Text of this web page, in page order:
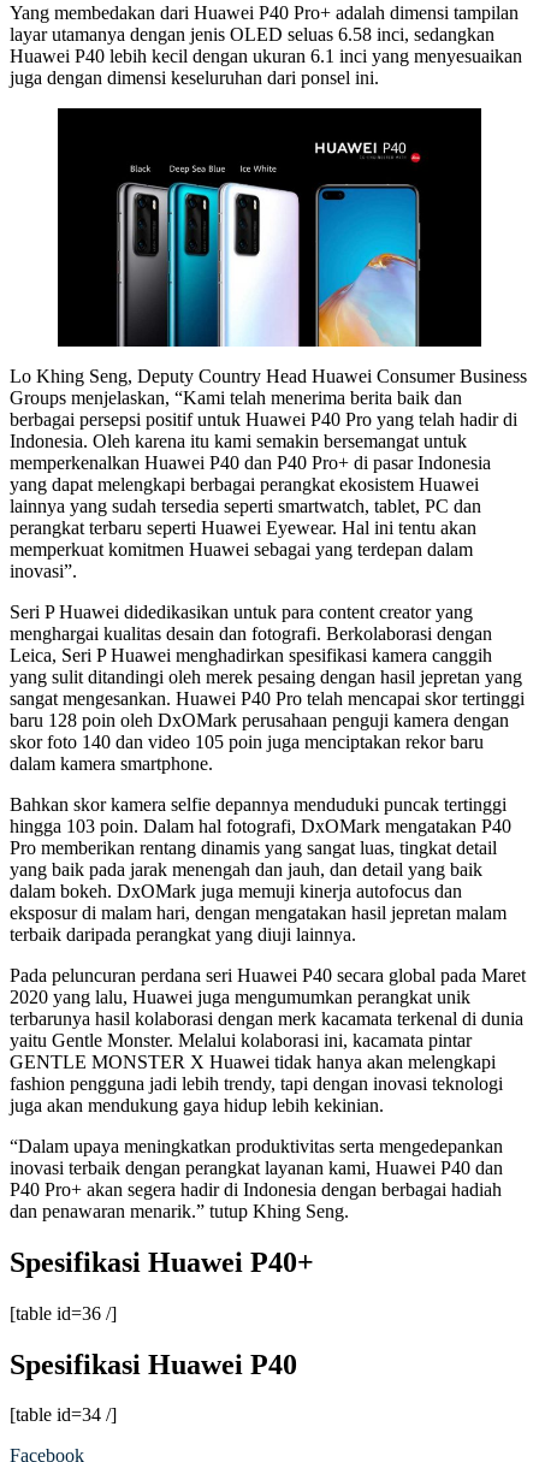
Yang membedakan dari Huawei P40 Pro+ adalah dimensi tampilan
layar utamanya dengan jenis OLED seluas 6.58 inci, sedangkan
Huawei P40 lebih kecil dengan ukuran 6.1 inci yang menyesuaikan
juga dengan dimensi keseluruhan dari ponsel ini.
Lo Khing Seng, Deputy Country Head Huawei Consumer Business
Groups menjelaskan, “Kami telah menerima berita baik dan
berbagai persepsi positif untuk Huawei P40 Pro yang telah hadir di
Indonesia. Oleh karena itu kami semakin bersemangat untuk
memperkenalkan Huawei P40 dan P40 Pro+ di pasar Indonesia
yang dapat melengkapi berbagai perangkat ekosistem Huawei
lainnya yang sudah tersedia seperti smartwatch, tablet, PC dan
perangkat terbaru seperti Huawei Eyewear. Hal ini tentu akan
memperkuat komitmen Huawei sebagai yang terdepan dalam
inovasi”.
Seri P Huawei didedikasikan untuk para content creator yang
menghargai kualitas desain dan fotografi. Berkolaborasi dengan
Leica, Seri P Huawei menghadirkan spesifikasi kamera canggih
yang sulit ditandingi oleh merek pesaing dengan hasil jepretan yang
sangat mengesankan. Huawei P40 Pro telah mencapai skor tertinggi
baru 128 poin oleh DxOMark perusahaan penguji kamera dengan
skor foto 140 dan video 105 poin juga menciptakan rekor baru
dalam kamera smartphone.
Bahkan skor kamera selfie depannya menduduki puncak tertinggi
hingga 103 poin. Dalam hal fotografi, DxOMark mengatakan P40
Pro memberikan rentang dinamis yang sangat luas, tingkat detail
yang baik pada jarak menengah dan jauh, dan detail yang baik
dalam bokeh. DxOMark juga memuji kinerja autofocus dan
eksposur di malam hari, dengan mengatakan hasil jepretan malam
terbaik daripada perangkat yang diuji lainnya.
Pada peluncuran perdana seri Huawei P40 secara global pada Maret
2020 yang lalu, Huawei juga mengumumkan perangkat unik
terbarunya hasil kolaborasi dengan merk kacamata terkenal di dunia
yaitu Gentle Monster. Melalui kolaborasi ini, kacamata pintar
GENTLE MONSTER X Huawei tidak hanya akan melengkapi
fashion pengguna jadi lebih trendy, tapi dengan inovasi teknologi
juga akan mendukung gaya hidup lebih kekinian.
“Dalam upaya meningkatkan produktivitas serta mengedepankan
inovasi terbaik dengan perangkat layanan kami, Huawei P40 dan
P40 Pro+ akan segera hadir di Indonesia dengan berbagai hadiah
dan penawaran menarik.” tutup Khing Seng.
Spesifikasi Huawei P40+
[table id=36 /]
Spesifikasi Huawei P40
[table id=34 /]
Facebook